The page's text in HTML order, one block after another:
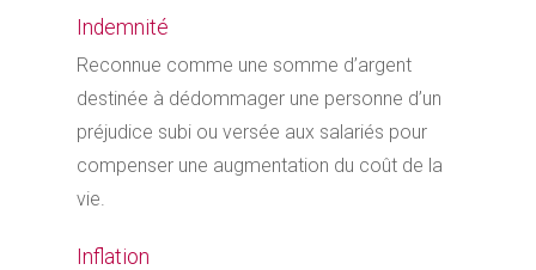
Indemnité
Reconnue comme une somme d’argent
destinée à dédommager une personne d’un
préjudice subi ou versée aux salariés pour
compenser une augmentation du coût de la
vie.
Inflation